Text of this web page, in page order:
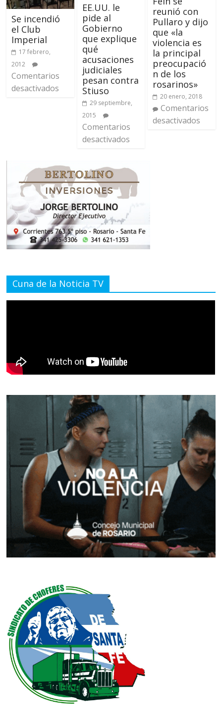
Se incendió
el Club
Imperial
17 febrero,
2012
Comentarios
desactivados
EE.UU. le
pide al
Gobierno
que explique
qué
acusaciones
judiciales
pesan contra
Stiuso
29 septiembre,
2015
Comentarios
desactivados
reunió con
Pullaro y dijo
que «la
violencia es
la principal
preocupació
n de los
rosarinos»
20 enero, 2018
Comentarios
desactivados
Cuna de la Noticia TV